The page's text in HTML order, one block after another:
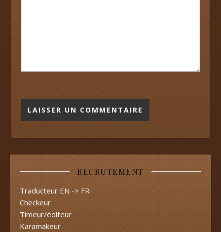
RECRUTEMENT
Traducteur EN -> FR
Checkeur
Timeur/éditeur
Karamakeur